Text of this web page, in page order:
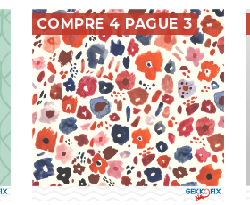
COMPRE 4 PAGUE 3